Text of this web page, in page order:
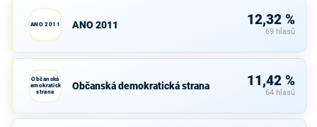
ANO 2011 ANO 2011 12,32 %
69 hlasů
Občanská
demokratická
strana
Občanská demokratická strana 11,42 %
64 hlasů